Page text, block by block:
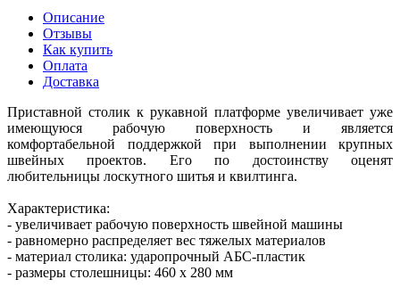
Описание
Отзывы
Как купить
Оплата
Доставка
Приставной столик к рукавной платформе увеличивает уже
имеющуюся рабочую поверхность и является
комфортабельной поддержкой при выполнении крупных
швейных проектов. Его по достоинству оценят
любительницы лоскутного шитья и квилтинга.
Характеристика:
- увеличивает рабочую поверхность швейной машины
- равномерно распределяет вес тяжелых материалов
- материал столика: ударопрочный АБС-пластик
- размеры столешницы: 460 х 280 мм